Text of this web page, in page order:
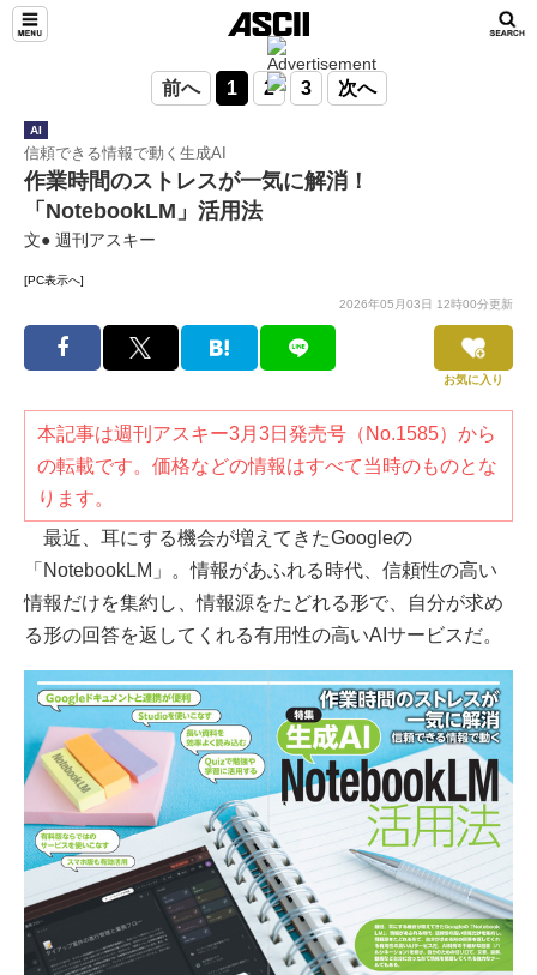
前へ 1 2 3 次へ
AI
信頼できる情報で動く生成AI
作業時間のストレスが一気に解消！
「NotebookLM」活用法
文● 週刊アスキー
[PC表示へ]
2026年05月03日 12時00分更新
お気に入り
本記事は週刊アスキー3月3日発売号（No.1585）から
の転載です。価格などの情報はすべて当時のものとな
ります。
最近、耳にする機会が増えてきたGoogleの
「NotebookLM」。情報があふれる時代、信頼性の高い
情報だけを集約し、情報源をたどれる形で、自分が求め
る形の回答を返してくれる有用性の高いAIサービスだ。